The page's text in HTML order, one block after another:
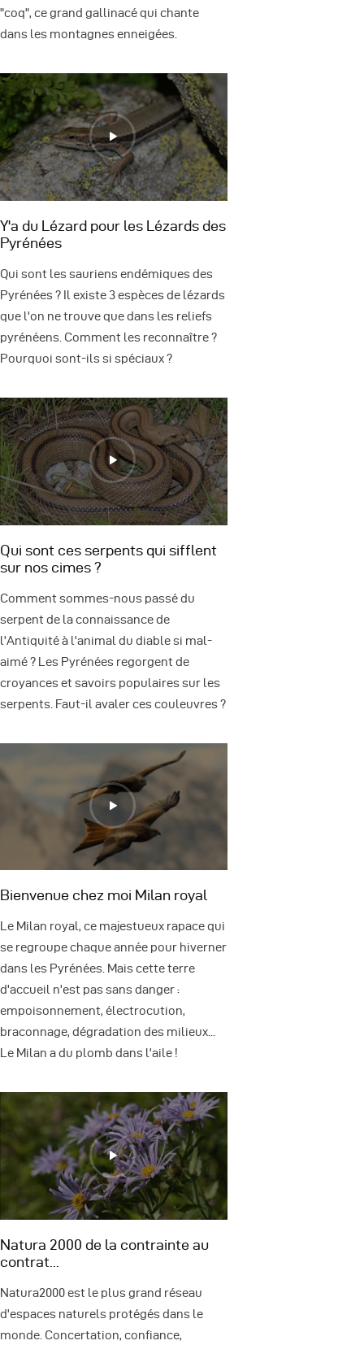
"coq", ce grand gallinacé qui chante
dans les montagnes enneigées.
Y'a du Lézard pour les Lézards des
Pyrénées
Qui sont les sauriens endémiques des
Pyrénées ? Il existe 3 espèces de lézards
que l'on ne trouve que dans les reliefs
pyrénéens. Comment les reconnaître ?
Pourquoi sont-ils si spéciaux ?
Qui sont ces serpents qui sifflent
sur nos cimes ?
Comment sommes-nous passé du
serpent de la connaissance de
l'Antiquité à l'animal du diable si mal-
aimé ? Les Pyrénées regorgent de
croyances et savoirs populaires sur les
serpents. Faut-il avaler ces couleuvres ?
Bienvenue chez moi Milan royal
Le Milan royal, ce majestueux rapace qui
se regroupe chaque année pour hiverner
dans les Pyrénées. Mais cette terre
d'accueil n'est pas sans danger :
empoisonnement, électrocution,
braconnage, dégradation des milieux...
Le Milan a du plomb dans l'aile !
Natura 2000 de la contrainte au
contrat...
Natura2000 est le plus grand réseau
d'espaces naturels protégés dans le
monde. Concertation, confiance,